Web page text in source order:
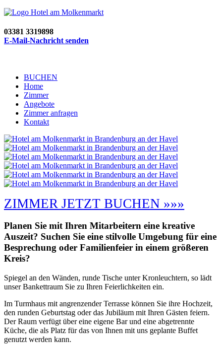
03381 3319898
E-Mail-Nachricht senden
BUCHEN
Home
Zimmer
Angebote
Zimmer anfragen
Kontakt
ZIMMER JETZT BUCHEN »»»
Planen Sie mit Ihren Mitarbeitern eine kreative
Auszeit? Suchen Sie eine stilvolle Umgebung für eine
Besprechung oder Familienfeier in einem größeren
Kreis?
Spiegel an den Wänden, runde Tische unter Kronleuchtern, so lädt
unser Bankettraum Sie zu Ihren Feierlichkeiten ein.
Im Turmhaus mit angrenzender Terrasse können Sie ihre Hochzeit,
den runden Geburtstag oder das Jubiläum mit Ihren Gästen feiern.
Der Raum verfügt über eine eigene Bar und eine abgetrennte
Küche, die als Platz für das von Ihnen mit uns geplante Buffet
genutzt werden kann.